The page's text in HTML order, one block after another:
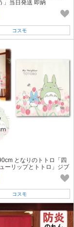
」当日発送 即納
コスモ
となりのトトロ「四
ーリップとトトロ」ジブ
コスモ